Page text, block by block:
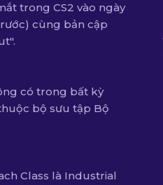
trong CS2 vào ngày
cùng bản cập
có trong bất kỳ
bộ sưu tập Bộ
Class là Industrial